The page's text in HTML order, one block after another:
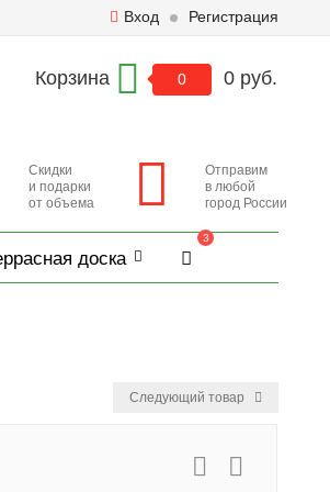
Вход Регистрация
Корзина 0 0 руб.
Скидки
и подарки
от объема
Отправим
в любой
город России
доска
3
Следующий товар